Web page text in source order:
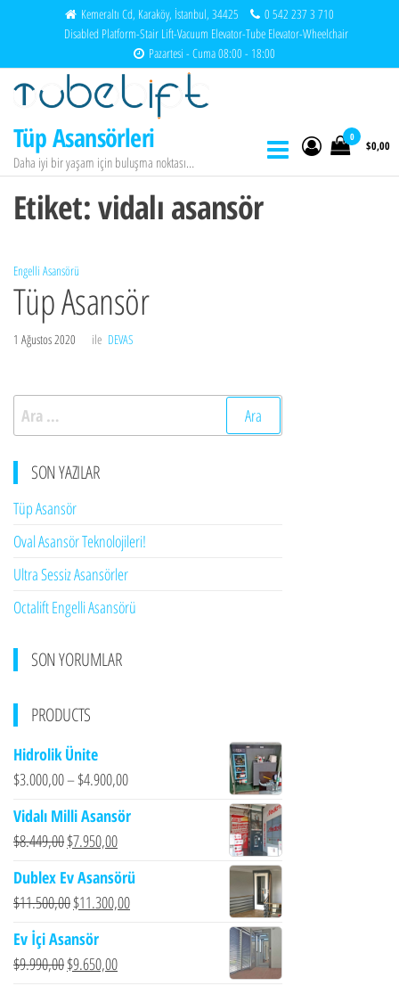
Kemeraltı Cd, Karaköy, İstanbul, 34425
0 542 237 3 710
Disabled Platform-Stair Lift-Vacuum Elevator-Tube Elevator-Wheelchair
Pazartesi - Cuma 08:00 - 18:00
Tüp Asansörleri
Daha iyi bir yaşam için buluşma noktası…
0
$0,00
Etiket:vidalı asansör
Engelli Asansörü
Tüp Asansör
1 Ağustos 2020 ile DEVAS
Arama:
SON YAZILAR
Tüp Asansör
Oval Asansör Teknolojileri!
Ultra Sessiz Asansörler
Octalift Engelli Asansörü
SON YORUMLAR
PRODUCTS
Hidrolik Ünite
$3.000,00–$4.900,00
Vidalı Milli Asansör
$8.449,00Orijinal
$8.449,00.
$7.950,00Şu
fiyat:
$7.950,00.
Dublex Ev Asansörü
$11.500,00Orijinal
$11.500,00.
$11.300,00Şu
Ev İçi Asansör
$9.990,00Orijinal
$9.650,00Şu